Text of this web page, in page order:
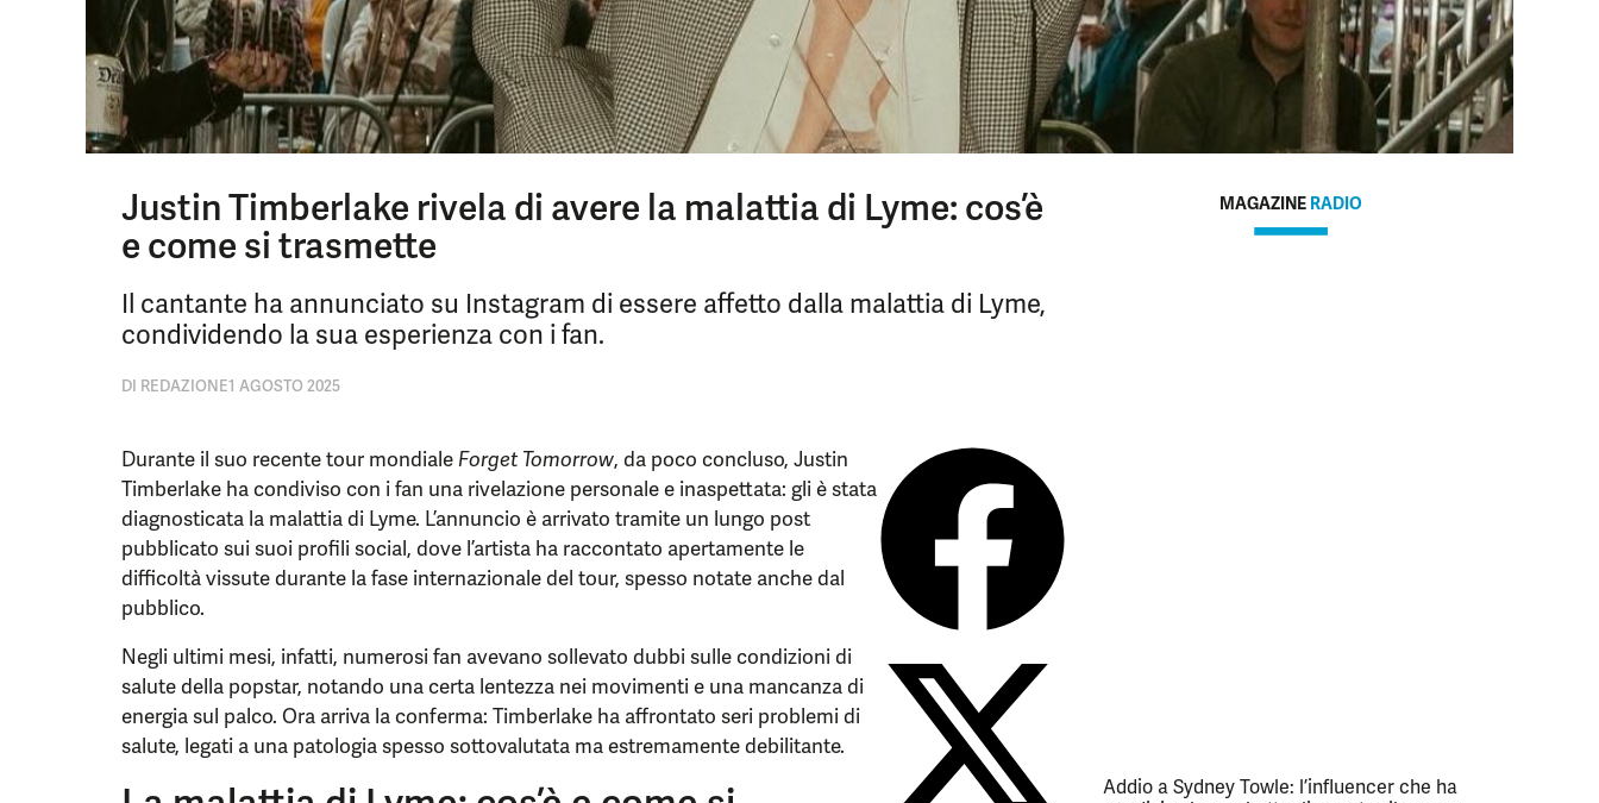
Justin Timberlake rivela di avere la malattia di Lyme: cos’è
e come si trasmette
Il cantante ha annunciato su Instagram di essere affetto dalla malattia di Lyme,
condividendo la sua esperienza con i fan.
DI REDAZIONE1 AGOSTO 2025
Durante il suo recente tour mondiale Forget Tomorrow, da poco concluso, Justin
Timberlake ha condiviso con i fan una rivelazione personale e inaspettata: gli è stata
diagnosticata la malattia di Lyme. L’annuncio è arrivato tramite un lungo post
pubblicato sui suoi profili social, dove l’artista ha raccontato apertamente le
difficoltà vissute durante la fase internazionale del tour, spesso notate anche dal
pubblico.
Negli ultimi mesi, infatti, numerosi fan avevano sollevato dubbi sulle condizioni di
salute della popstar, notando una certa lentezza nei movimenti e una mancanza di
energia sul palco. Ora arriva la conferma: Timberlake ha affrontato seri problemi di
salute, legati a una patologia spesso sottovalutata ma estremamente debilitante.
MAGAZINE RADIO
Addio a Sydney Towle: l’influencer che ha